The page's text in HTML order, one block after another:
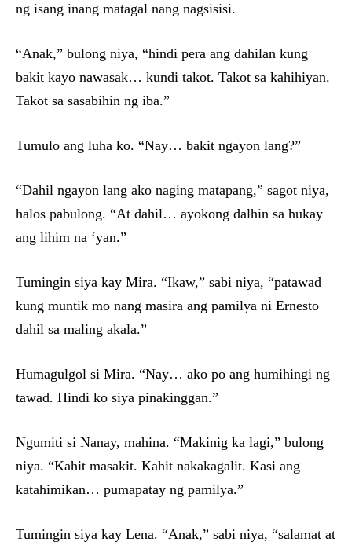
ng isang inang matagal nang nagsisisi.
“Anak,” bulong niya, “hindi pera ang dahilan kung
bakit kayo nawasak… kundi takot. Takot sa kahihiyan.
Takot sa sasabihin ng iba.”
Tumulo ang luha ko. “Nay… bakit ngayon lang?”
“Dahil ngayon lang ako naging matapang,” sagot niya,
halos pabulong. “At dahil… ayokong dalhin sa hukay
ang lihim na ‘yan.”
Tumingin siya kay Mira. “Ikaw,” sabi niya, “patawad
kung muntik mo nang masira ang pamilya ni Ernesto
dahil sa maling akala.”
Humagulgol si Mira. “Nay… ako po ang humihingi ng
tawad. Hindi ko siya pinakinggan.”
Ngumiti si Nanay, mahina. “Makinig ka lagi,” bulong
niya. “Kahit masakit. Kahit nakakagalit. Kasi ang
katahimikan… pumapatay ng pamilya.”
Tumingin siya kay Lena. “Anak,” sabi niya, “salamat at